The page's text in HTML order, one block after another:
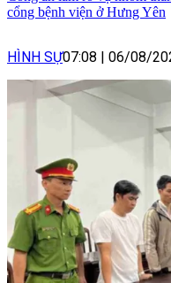
cổng bệnh viện ở Hưng Yên
HÌNH SỰ07:08 06/08/